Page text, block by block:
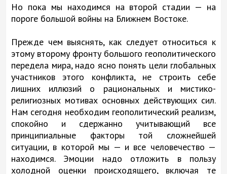
Но пока мы находимся на второй стадии — на
пороге большой войны на Ближнем Востоке.
Прежде чем выяснять, как следует относиться к
этому второму фронту большого геополитического
передела мира, надо ясно понять цели глобальных
участников этого конфликта, не строить себе
лишних иллюзий о рациональных и мистико-
религиозных мотивах основных действующих сил.
Нам сегодня необходим геополитический реализм,
спокойно и сдержанно учитывающий все
принципиальные факторы той сложнейшей
ситуации, в которой мы — и все человечество —
находимся. Эмоции надо отложить в пользу
холодной оценки происходящего, включая те